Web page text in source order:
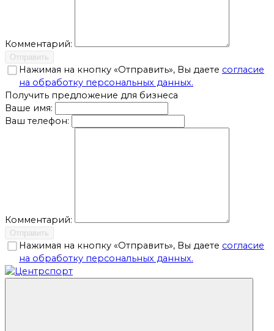
Комментарий:
Отправить
Нажимая на кнопку «Отправить», Вы даете согласие
на обработку персональных данных.
Получить предложение для бизнеса
Ваше имя:
Ваш телефон:
Комментарий:
Отправить
Нажимая на кнопку «Отправить», Вы даете согласие
на обработку персональных данных.